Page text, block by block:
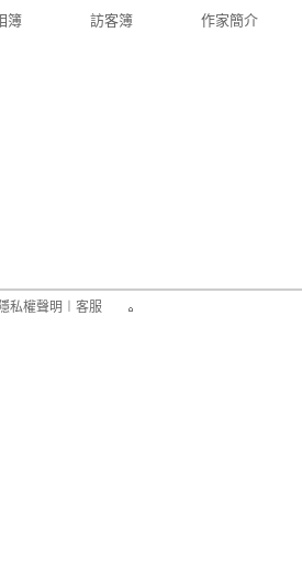
簿 訪客簿 作家簡介
隱私權聲明 客服